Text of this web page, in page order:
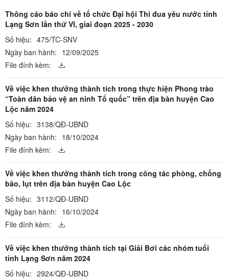
Thông cáo báo chí về tổ chức Đại hội Thi đua yêu nước tỉnh
Lạng Sơn lần thứ VI, giai đoạn 2025 - 2030
Số hiệu: 475/TC-SNV
Ngày ban hành: 12/09/2025
File đính kèm:
Về việc khen thưởng thành tích trong thực hiện Phong trào
“Toàn dân bảo vệ an ninh Tổ quốc” trên địa bàn huyện Cao
Lộc năm 2024
Số hiệu: 3138/QĐ-UBND
Ngày ban hành: 18/10/2024
File đính kèm:
Về việc khen thưởng thành tích trong công tác phòng, chống
bão, lụt trên địa bàn huyện Cao Lộc
Số hiệu: 3112/QĐ-UBND
Ngày ban hành: 16/10/2024
File đính kèm:
Về việc khen thưởng thành tích tại Giải Bơi các nhóm tuổi
tỉnh Lạng Sơn năm 2024
Số hiệu: 2924/QĐ-UBND